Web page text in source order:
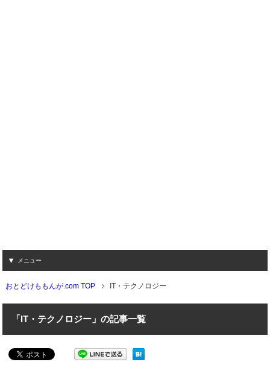
メニュー
おとどけももんが.com TOP IT・テクノロジー
「IT・テクノロジー」の記事一覧